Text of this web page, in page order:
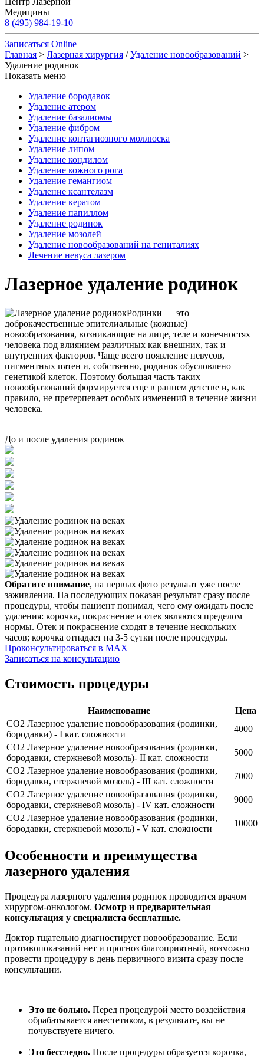
Медицины
8 (495) 984-19-10
Записаться Online
Главная > Лазерная хирургия /Удаление новообразований >
Удаление родинок
Показать меню
Удаление бородавок
Удаление атером
Удаление базалиомы
Удаление фибром
Удаление контагиозного моллюска
Удаление липом
Удаление кондилом
Удаление кожного рога
Удаление гемангиом
Удаление ксантелазм
Удаление кератом
Удаление папиллом
Удаление родинок
Удаление мозолей
Удаление новообразований на гениталиях
Лечение невуса лазером
Лазерное удаление родинок
Родинки ― это
доброкачественные эпителиальные (кожные)
новообразования, возникающие на лице, теле и конечностях
человека под влиянием различных как внешних, так и
внутренних факторов. Чаще всего появление невусов,
пигментных пятен и, собственно, родинок обусловлено
генетикой клеток. Поэтому большая часть таких
новообразований формируется еще в раннем детстве и, как
правило, не претерпевает особых изменений в течение жизни
человека.
До и после удаления родинок
Обратите внимание, на первых фото результат уже после
заживления. На последующих показан результат сразу после
процедуры, чтобы пациент понимал, чего ему ожидать после
удаления: корочка, покраснение и отек являются пределом
нормы. Отек и покраснение сходят в течение нескольких
часов; корочка отпадает на 3-5 сутки после процедуры.
Проконсультироваться в MAX
Записаться на консультацию
Стоимость процедуры
Наименование
Цена
CO2 Лазерное удаление новообразования (родинки,
бородавки) - I кат. сложности
4000
CO2 Лазерное удаление новообразования (родинки,
бородавки, стержневой мозоль)- II кат. сложности
5000
CO2 Лазерное удаление новообразования (родинки,
бородавки, стержневой мозоль) - III кат. сложности
7000
CO2 Лазерное удаление новообразования (родинки,
бородавки, стержневой мозоль) - IV кат. сложности
9000
CO2 Лазерное удаление новообразования (родинки,
бородавки, стержневой мозоль) - V кат. сложности
10000
Особенности и преимущества
лазерного удаления
Процедура лазерного удаления родинок проводится врачом
хирургом-онкологом. Осмотр и предварительная
консультация у специалиста бесплатные.
Доктор тщательно диагностирует новообразование. Если
противопоказаний нет и прогноз благоприятный, возможно
провести процедуру в день первичного визита сразу после
консультации.
Это не больно. Перед процедурой место воздействия
обрабатывается анестетиком, в результате, вы не
почувствуете ничего.
Это бесследно. После процедуры образуется корочка,